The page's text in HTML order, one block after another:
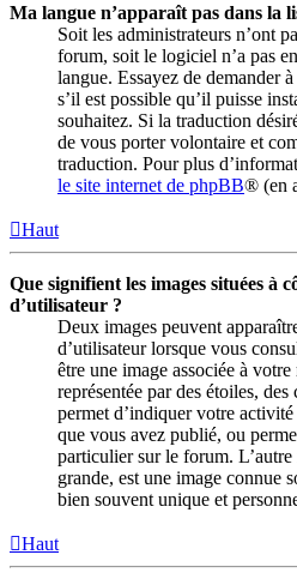
Ma langue n’apparaît pas dans la
Soit les administrateurs n’ont
forum, soit le logiciel n’a pas
langue. Essayez de demander
s’il est possible qu’il puisse
souhaitez. Si la traduction
de vous porter volontaire et
traduction. Pour plus
le site internet de phpBB® (en
Haut
Que signifient les images situées à
d’utilisateur ?
Deux images peuvent
d’utilisateur lorsque vous
être une image associée à
représentée par des étoiles,
permet d’indiquer votre
que vous avez publié, ou
particulier sur le forum.
grande, est une image connue
bien souvent unique et
Haut